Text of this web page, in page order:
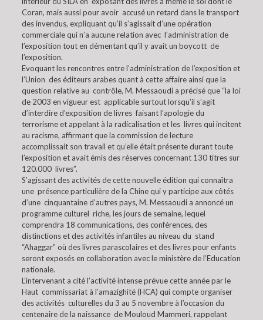
Coran, mais aussi pour avoir accusé un retard dans le transport
des invendus, expliquant qu’il s’agissait d’une opération
commerciale qui n’a aucune relation avec l’administration de
l’exposition tout en démentant qu’il y avait un boycott de
l’exposition.
Evoquant les rencontres entre l’administration de l’exposition et
l’Union des éditeurs arabes quant à cette affaire ainsi que la
question relative au contrôle, M. Messaoudi a précisé que “la loi
de 2003 en vigueur est applicable surtout lorsqu’il s’agit
d’interdire d’exposition de livres faisant l’apologie du
terrorisme et appelant à la radicalisation et les livres qui incitent
au racisme, affirmant que la commission de lecture
accomplissait son travail et qu’elle était présente durant toute
l’exposition et avait émis des réserves concernant 130 titres sur
120.000 livres”.
S’agissant des activités de cette nouvelle édition qui connaîtra
une présence particulière de la Chine qui y participe aux côtés
d’une cinquantaine d’autres pays, M. Messaoudi a annoncé un
programme culturel riche, les jours de semaine, lequel
comprendra 18 communications, des conférences, des
distinctions et des activités infantiles au niveau du stand
“Ahaggar” où des livres parascolaires et des livres pour enfants
seront exposés en collaboration avec le ministère de l’Education
nationale.
L’intervenant a cité l’activité intense prévue cette année par le
Haut commissariat à l’amazighité (HCA) qui compte organiser
des activités culturelles du 3 au 5 novembre à l’occasion du
centenaire de la naissance de Mouloud Mammeri, rappelant